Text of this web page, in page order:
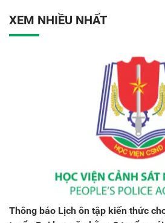
XEM NHIỀU NHẤT
Thông báo Lịch ôn tập kiến thức